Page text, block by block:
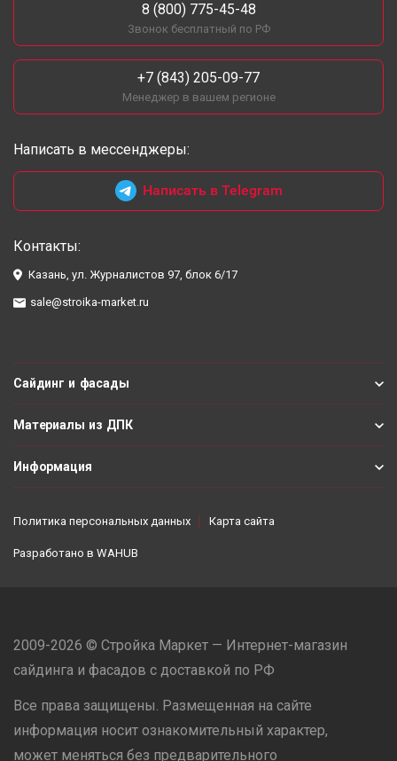
8 (800) 775-45-48
Звонок бесплатный по РФ
+7 (843) 205-09-77
Менеджер в вашем регионе
Написать в мессенджеры:
Написать в Telegram
Контакты:
Казань, ул. Журналистов 97, блок 6/17
sale@stroika-market.ru
Сайдинг и фасады
Материалы из ДПК
Информация
Политика персональных данных Карта сайта
Разработано в WAHUB
2009-2026 © Стройка Маркет — Интернет-магазин
сайдинга и фасадов с доставкой по РФ
Все права защищены. Размещенная на сайте
информация носит ознакомительный характер,
может меняться без предварительного